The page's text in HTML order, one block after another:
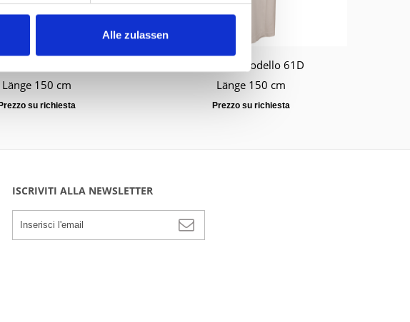
Alle zulassen
Länge 150 cm
Prezzo su richiesta
Tuniche modello 61D
Länge 150 cm
Prezzo su richiesta
ISCRIVITI ALLA NEWSLETTER